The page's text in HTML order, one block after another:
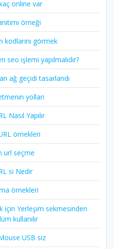
online var
örneği
kodlarını görmek
seo işlemi yapılmalıdır?
ağ geçidi tasarlandı
yolları
Nasıl Yapılır
örnekleri
url seçme
si Nedir
örnekleri
için Yerleşim sekmesinden
kullanılır
USB siz